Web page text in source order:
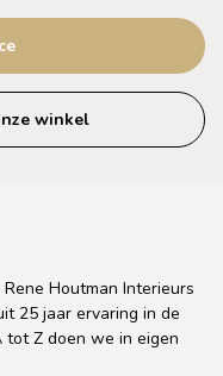
winkel
Houtman Interieurs
25 jaar ervaring in de
Z doen we in eigen